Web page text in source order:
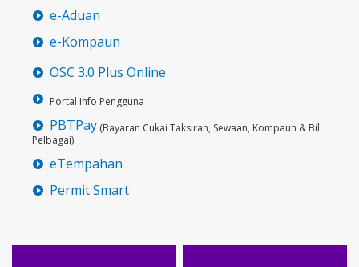
e-Aduan
e-Kompaun
OSC 3.0 Plus Online
Portal Info Pengguna
PBTPay (Bayaran Cukai Taksiran, Sewaan, Kompaun & Bil
Pelbagai)
eTempahan
Permit Smart